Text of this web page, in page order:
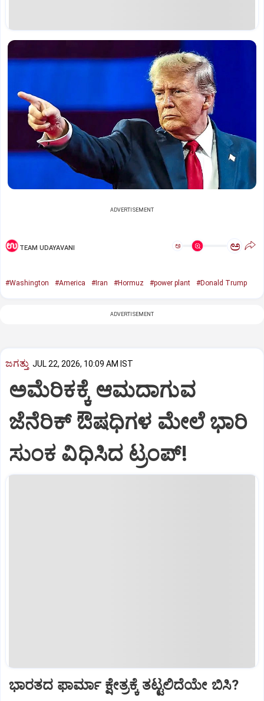
ADVERTISEMENT
TEAM UDAYAVANI ಅ ಅ
#Washington #America #Iran #Hormuz #power plant #Donald Trump
ADVERTISEMENT
ಜಗತ್ತು JUL 22, 2026, 10:09 AM IST
ಅಮೆರಿಕಕ್ಕೆ ಆಮದಾಗುವ
ಜೆನೆರಿಕ್ ಔಷಧಿಗಳ ಮೇಲೆ ಭಾರಿ
ಸುಂಕ ವಿಧಿಸಿದ ಟ್ರಂಪ್!
ಭಾರತದ ಫಾರ್ಮಾ ಕ್ಷೇತ್ರಕ್ಕೆ ತಟ್ಟಲಿದೆಯೇ ಬಿಸಿ?